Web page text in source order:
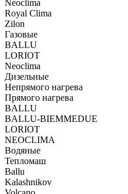
Neoclima
Royal Clima
Zilon
Газовые
BALLU
LORIOT
Neoclima
Дизельные
Непрямого нагрева
Прямого нагрева
BALLU
BALLU-BIEMMEDUE
LORIOT
NEOCLIMA
Водяные
Тепломаш
Ballu
Kalashnikov